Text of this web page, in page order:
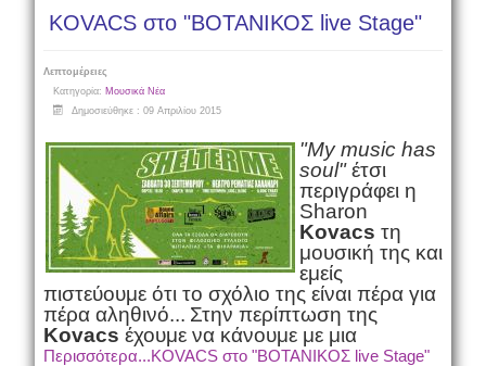
KOVACS στο "ΒΟΤΑΝΙΚΟΣ live Stage"
Λεπτομέρειες
Κατηγορία: Μουσικά Νέα
Δημοσιεύθηκε : 09 Απριλίου 2015
"My music has
soul"έτσι
περιγράφει η
Sharon
Kovacs τη
μουσική της και
εμείς
πιστεύουμε ότι το σχόλιο της είναι πέρα για
πέρα αληθινό... Στην περίπτωση της
Kovacs έχουμε να κάνουμε με μια
Περισσότερα...KOVACS στο "ΒΟΤΑΝΙΚΟΣ live Stage"